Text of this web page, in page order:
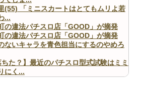
(55) 「ミニスカートはとてもムリよ若
...
の違法パチスロ店「GOOD」が摘発
の違法パチスロ店「GOOD」が摘発
ないキャラを青色担当にするのやめろ
ちた？】最近のパチスロ型式試験はミミ
にく...